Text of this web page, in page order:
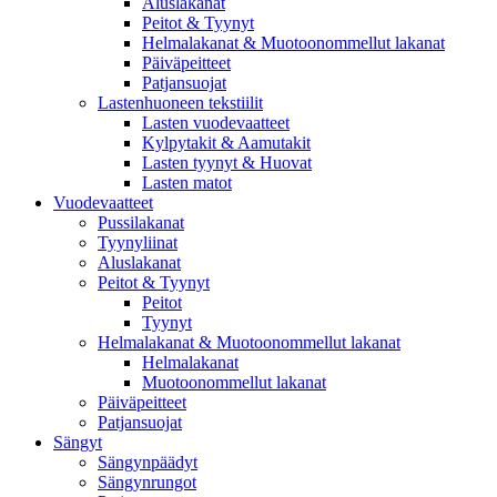
Peitot & Tyynyt
Helmalakanat & Muotoonommellut lakanat
Päiväpeitteet
Patjansuojat
Lastenhuoneen tekstiilit
Lasten vuodevaatteet
Kylpytakit & Aamutakit
Lasten tyynyt & Huovat
Lasten matot
Vuodevaatteet
Pussilakanat
Tyynyliinat
Aluslakanat
Peitot & Tyynyt
Peitot
Tyynyt
Helmalakanat & Muotoonommellut lakanat
Helmalakanat
Muotoonommellut lakanat
Päiväpeitteet
Patjansuojat
Sängyt
Sängynpäädyt
Sängynrungot